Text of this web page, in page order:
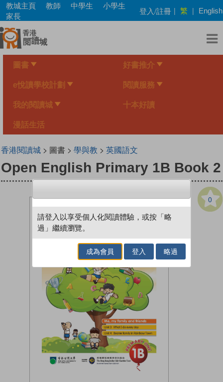
Skip
main
content
教城主頁 教師 中學生
小學生
家長
登入/註冊 | 繁 | English
圖書 好書推介
e悅讀學校計劃 閱讀服務
我的閱讀城 十本好讀
漫話生活
香港閱讀城> 圖書 > 學與教 > 英國語文
Open English Primary 1B Book 2
0
請登入以享受個人化閱讀體驗，或按「略
過」繼續瀏覽。
成為會員 登入 略過